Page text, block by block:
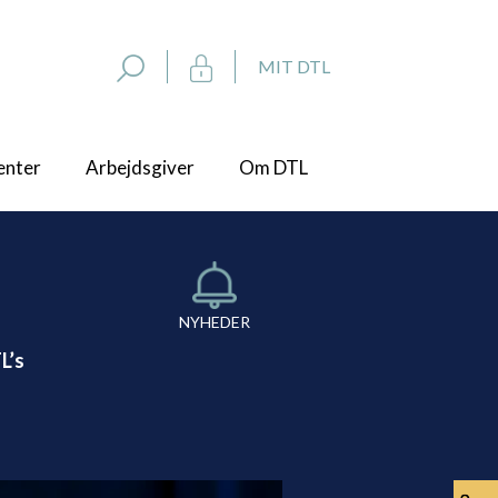
MIT DTL
Arbejdsgiver Om DTL
NYHEDER